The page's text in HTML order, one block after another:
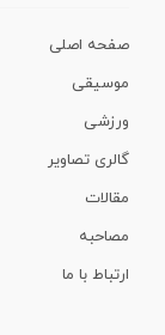
صفحه اصلی
موسیقی
ورزشی
گالری تصاویر
مقالات
مصاحبه
ارتباط با ما